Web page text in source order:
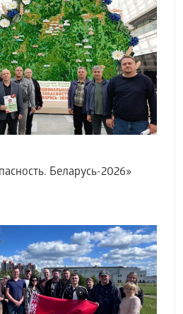
Беларусь-2026»